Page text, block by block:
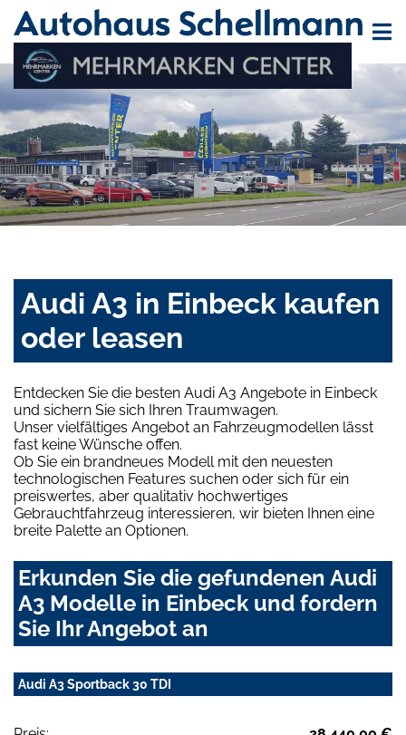
Audi A3 in Einbeck kaufen
oder leasen
Entdecken Sie die besten Audi A3 Angebote in Einbeck
und sichern Sie sich Ihren Traumwagen.
Unser vielfältiges Angebot an Fahrzeugmodellen lässt
fast keine Wünsche offen.
Ob Sie ein brandneues Modell mit den neuesten
technologischen Features suchen oder sich für ein
preiswertes, aber qualitativ hochwertiges
Gebrauchtfahrzeug interessieren, wir bieten Ihnen eine
breite Palette an Optionen.
Erkunden Sie die gefundenen Audi
A3 Modelle in Einbeck und fordern
Sie Ihr Angebot an
Audi A3 Sportback 30 TDI